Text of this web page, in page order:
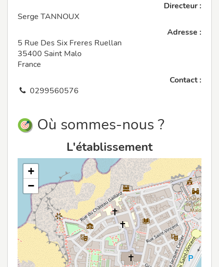
Directeur :
Serge TANNOUX
Adresse :
5 Rue Des Six Freres Ruellan
35400 Saint Malo
France
Contact :
0299560576
Où sommes-nous ?
L'établissement
+
−